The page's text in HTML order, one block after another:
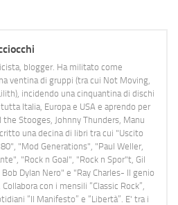
blogger. Ha militato come
ventina di gruppi (tra cui Not Moving,
incidendo una cinquantina di dischi
Italia, Europa e USA e aprendo per
the Stooges, Johnny Thunders, Manu
una decina di libri tra cui "Uscito
"Mod Generations", "Paul Weller,
"Rock n Goal", "Rock n Spor"t, Gil
Dylan Nero" e "Ray Charles- Il genio
con i mensili “Classic Rock”,
“Il Manifesto” e “Libertà”. E' tra i